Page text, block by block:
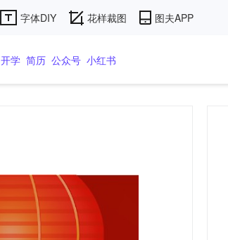
字体DIY 花样裁图 图夫APP
开学 简历 公众号 小红书